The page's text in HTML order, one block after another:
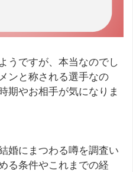
うですが、本当なのでし
ンと称される選手なの
期やお相手が気になりま
婚にまつわる噂を調査い
る条件やこれまでの経